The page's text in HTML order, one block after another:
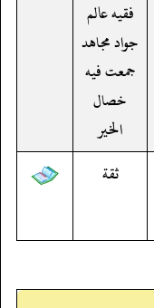
فقيه عالم
جواد مجاهد
جمعت فيه
خصال
الخير
ثقة